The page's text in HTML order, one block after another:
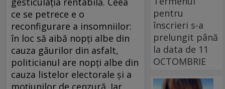
ce se petrece e o
reconfigurare a insomniilor:
în loc să aibă nopţi albe din
cauza găurilor din asfalt,
politicianul are nopţi albe din
cauza listelor electorale şi a
moţiunilor de cenzură. Iar
pentru
înscrieri s-a
prelungit până
la data de 11
OCTOMBRIE